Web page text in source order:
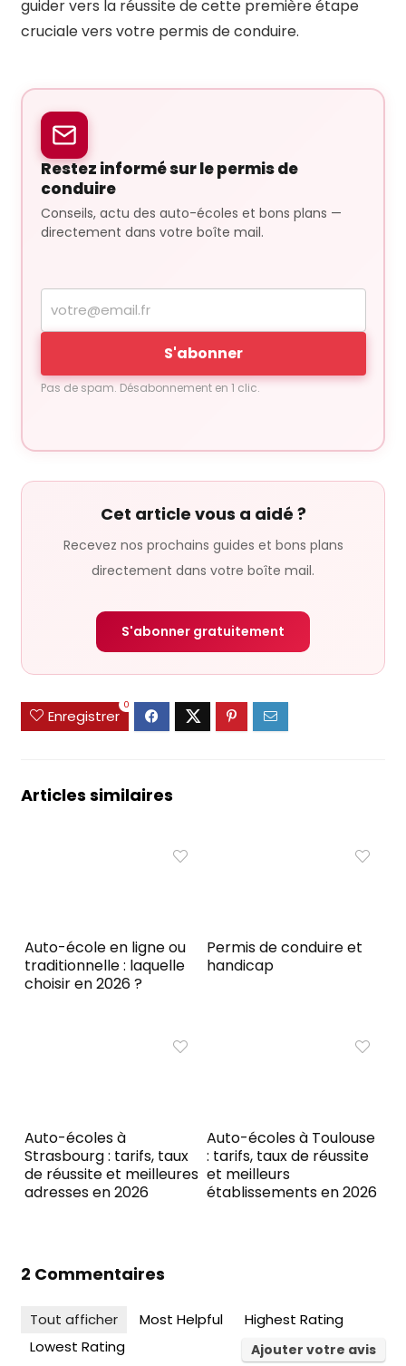
guider vers la réussite de cette première étape
cruciale vers votre permis de conduire.
Restez informé sur le permis de
conduire
Conseils, actu des auto-écoles et bons plans —
directement dans votre boîte mail.
adresse
mail
S'abonner
Pas de spam. Désabonnement en 1 clic.
Cet article vous a aidé ?
Recevez nos prochains guides et bons plans
directement dans votre boîte mail.
S'abonner gratuitement
Enregistrer
0
Articles similaires
Auto-école en ligne ou
traditionnelle : laquelle
choisir en 2026 ?
Permis de conduire et
handicap
Auto-écoles à
Strasbourg : tarifs, taux
de réussite et meilleures
adresses en 2026
Auto-écoles à Toulouse
: tarifs, taux de réussite
et meilleurs
établissements en 2026
2 Commentaires
Tout afficher Most Helpful
Highest Rating
Lowest Rating
Ajouter votre avis